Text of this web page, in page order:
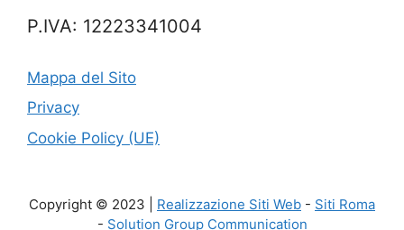
P.IVA: 12223341004
Mappa del Sito
Privacy
Cookie Policy (UE)
Copyright © 2023 | Realizzazione Siti Web - Siti Roma
- Solution Group Communication